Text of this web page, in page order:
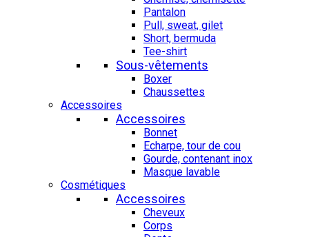
Pantalon
Pull, sweat, gilet
Short, bermuda
Tee-shirt
Sous-vêtements
Boxer
Chaussettes
Accessoires
Accessoires
Bonnet
Echarpe, tour de cou
Gourde, contenant inox
Masque lavable
Cosmétiques
Accessoires
Cheveux
Corps